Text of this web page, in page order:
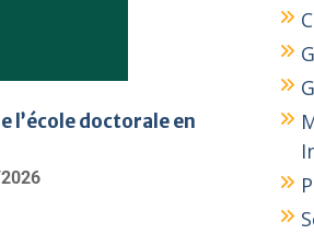
l’école doctorale en